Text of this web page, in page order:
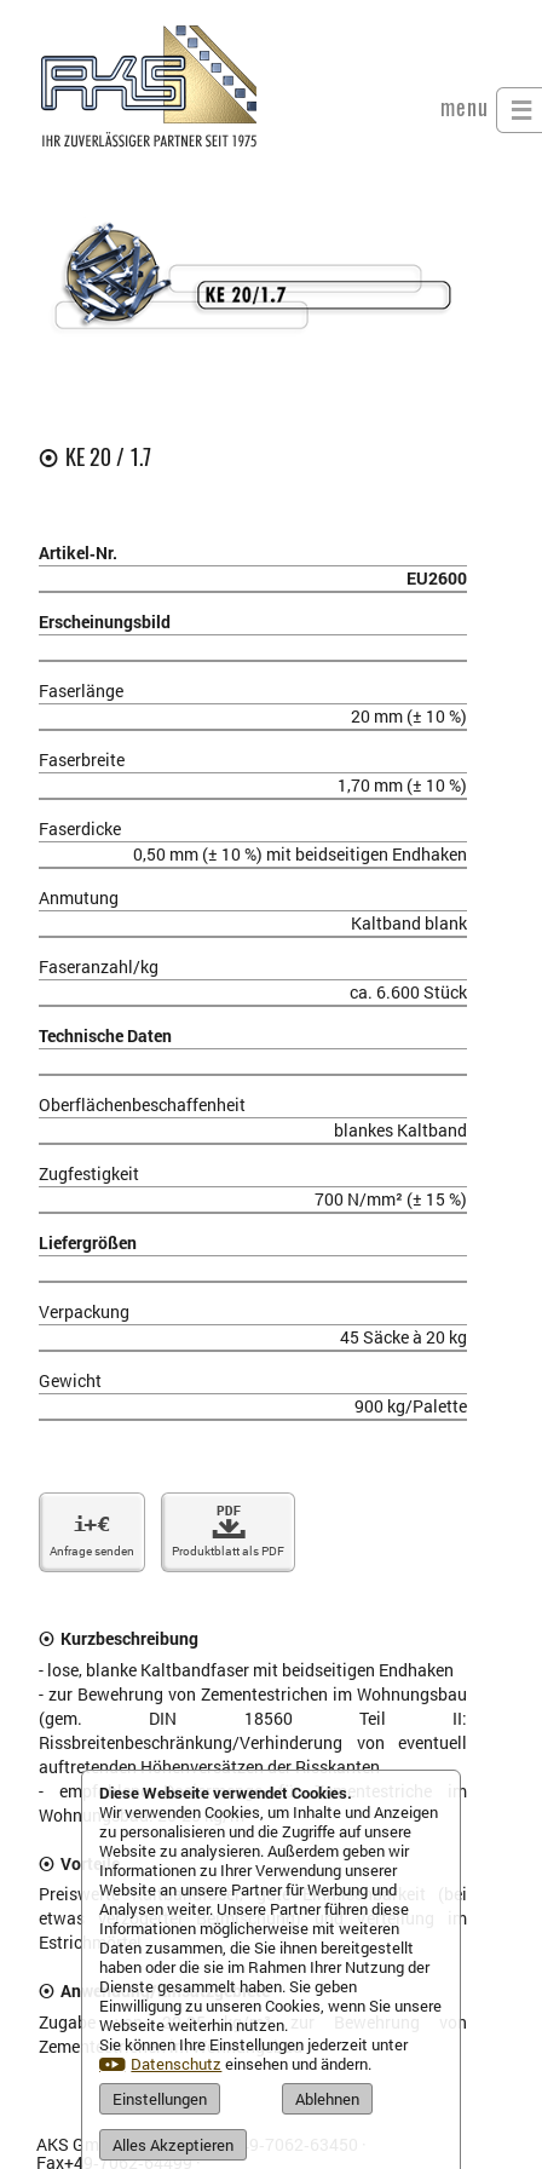
menu
KE 20 / 1.7
Artikel‑Nr.
EU2600
Erscheinungsbild
Faserlänge
20 mm (± 10 %)
Faserbreite
1,70 mm (± 10 %)
Faserdicke
0,50 mm (± 10 %) mit beidseitigen Endhaken
Anmutung
Kaltband blank
Faseranzahl/kg
ca. 6.600 Stück
Technische Daten
Oberflächenbeschaffenheit
blankes Kaltband
Zugfestigkeit
700 N/mm² (± 15 %)
Liefergrößen
Verpackung
45 Säcke à 20 kg
Gewicht
900 kg/Palette
W
Anfrage senden
V
Produktblatt als PDF
Kurzbeschreibung
- lose, blanke Kaltbandfaser mit beidseitigen Endhaken
- zur Bewehrung von Zementestrichen im Wohnungsbau
(gem. DIN 18560 Teil II:
Rissbreitenbeschränkung/Verhinderung von eventuell
auftretenden Höhenversätzen der Risskanten
- empfohlene Dosiermenge für Zementestriche im
Wohnungsbau: 20-25 kg/m³
Vorteile
Preiswerte Kaltbandfaser, gute Einmischbarkeit (bei
etwas verzögerter Beimischung) und Verteilung im
Estrichmörtel
Anwendung/Einsatzgebiete
Zugabe von 20-25 kg/m³ zur Bewehrung von
Zementestrichen im Wohnungsbau
AKS GmbH & Co. KG ·Tel.+49‑7062‑63450
Fax+49‑7062‑64499 ·
Diese Webseite verwendet Cookies.
Wir verwenden Cookies, um Inhalte und Anzeigen
zu personalisieren und die Zugriffe auf unsere
Website zu analysieren. Außerdem geben wir
Informationen zu Ihrer Verwendung unserer
Website an unsere Partner für Werbung und
Analysen weiter. Unsere Partner führen diese
Informationen möglicherweise mit weiteren
Daten zusammen, die Sie ihnen bereitgestellt
haben oder die sie im Rahmen Ihrer Nutzung der
Dienste gesammelt haben. Sie geben
Einwilligung zu unseren Cookies, wenn Sie unsere
Webseite weiterhin nutzen.
Sie können Ihre Einstellungen jederzeit unter
Datenschutz einsehen und ändern.
Einstellungen
Ablehnen
Alles Akzeptieren